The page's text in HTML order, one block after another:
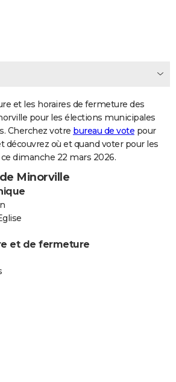
et les horaires de fermeture des
pour les élections municipales
Cherchez votre bureau de vote pour
découvrez où et quand voter pour les
dimanche 22 mars 2026.
Minorville
et de fermeture